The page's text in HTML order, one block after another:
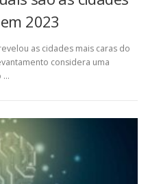
2023
as cidades mais caras do
considera uma
…